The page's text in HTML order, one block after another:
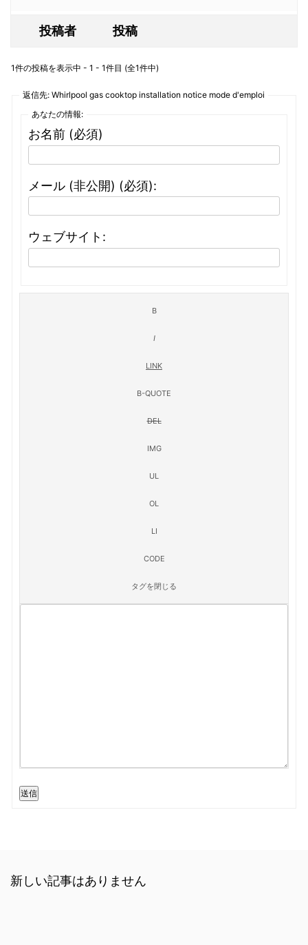
投稿者 投稿
1件の投稿を表示中 - 1 - 1件目 (全1件中)
返信先: Whirlpool gas cooktop installation notice mode d'emploi
あなたの情報:
お名前 (必須)
メール (非公開) (必須):
ウェブサイト:
送信
新しい記事はありません